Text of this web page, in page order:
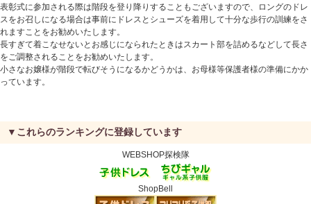
表彰式に参加される際は階段を登り降りすることもございますので、ロングのドレ
スをお召しになる場合は事前にドレスとシューズを着用して十分な歩行の訓練をさ
れますことをお勧めいたします。
長すぎて着こなせないとお感じになられたときはスカート部を詰めるなどして長さ
をご調整されることをお勧めいたします。
小さなお嬢様が階段で転びそうになるかどうかは、お母様等保護者様の準備にかか
っています。
▼これらのランキングに登録しています
WEBSHOP探検隊
ShopBell